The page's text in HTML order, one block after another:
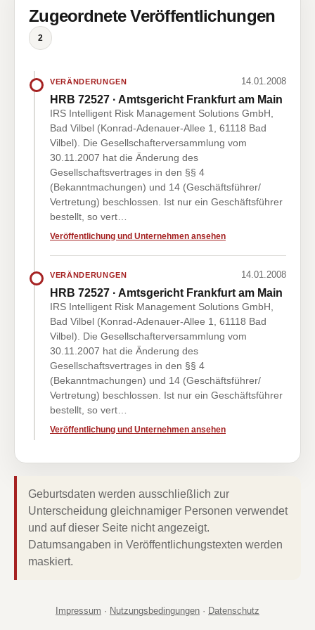
Zugeordnete Veröffentlichungen
2
VERÄNDERUNGEN 14.01.2008
HRB 72527 · Amtsgericht Frankfurt am Main
IRS Intelligent Risk Management Solutions GmbH,
Bad Vilbel (Konrad-Adenauer-Allee 1, 61118 Bad
Vilbel). Die Gesellschafterversammlung vom
30.11.2007 hat die Änderung des
Gesellschaftsvertrages in den §§ 4
(Bekanntmachungen) und 14 (Geschäftsführer/
Vertretung) beschlossen. Ist nur ein Geschäftsführer
bestellt, so vert…
Veröffentlichung und Unternehmen ansehen
VERÄNDERUNGEN 14.01.2008
HRB 72527 · Amtsgericht Frankfurt am Main
IRS Intelligent Risk Management Solutions GmbH,
Bad Vilbel (Konrad-Adenauer-Allee 1, 61118 Bad
Vilbel). Die Gesellschafterversammlung vom
30.11.2007 hat die Änderung des
Gesellschaftsvertrages in den §§ 4
(Bekanntmachungen) und 14 (Geschäftsführer/
Vertretung) beschlossen. Ist nur ein Geschäftsführer
bestellt, so vert…
Veröffentlichung und Unternehmen ansehen
Geburtsdaten werden ausschließlich zur
Unterscheidung gleichnamiger Personen verwendet
und auf dieser Seite nicht angezeigt.
Datumsangaben in Veröffentlichungstexten werden
maskiert.
Impressum · Nutzungsbedingungen · Datenschutz